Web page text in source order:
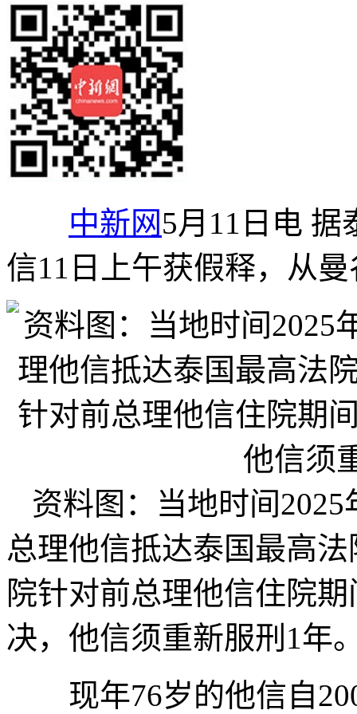
中新网5月11日电 据
信11日上午获假释，从
资料图：当地时间
总理他信抵达泰国最高
院针对前总理他信住院
决，他信须重新服刑1年
现年76岁的他信自